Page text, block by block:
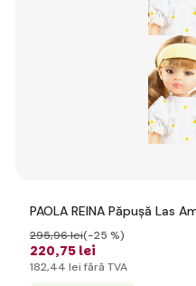
PAOLA REINA Păpușă Las
220,75 lei
295,96 lei(-25 %)
182,44 lei fără TVA